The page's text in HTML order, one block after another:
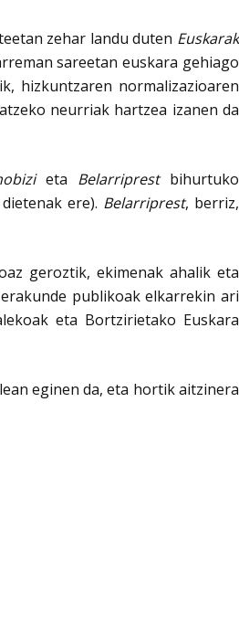
zehar landu duten Euskarak
sareetan euskara gehiago
hizkuntzaren normalizazioaren
neurriak hartzea izanen da
eta Belarriprestbihurtuko
ere). Belarriprest, berriz,
geroztik, ekimenak ahalik eta
publikoak elkarrekin ari
eta Bortzirietako Euskara
eginen da, eta hortik aitzinera